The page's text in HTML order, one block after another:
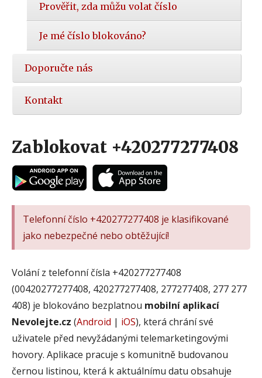
Prověřit, zda můžu volat číslo
Je mé číslo blokováno?
Doporučte nás
Kontakt
Zablokovat +420277277408
Telefonní číslo +420277277408 je klasifikované
jako nebezpečné nebo obtěžující!
Volání z telefonní čísla +420277277408
(00420277277408, 420277277408, 277277408, 277 277
408) je blokováno bezplatnou mobilní aplikací
Nevolejte.cz (Android | iOS), která chrání své
uživatele před nevyžádanými telemarketingovými
hovory. Aplikace pracuje s komunitně budovanou
černou listinou, která k aktuálnímu datu obsahuje